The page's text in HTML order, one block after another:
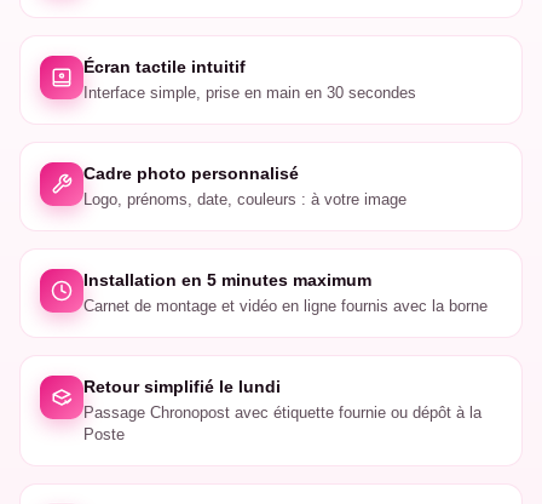
Écran tactile intuitif
Interface simple, prise en main en 30 secondes
Cadre photo personnalisé
Logo, prénoms, date, couleurs : à votre image
Installation en 5 minutes maximum
Carnet de montage et vidéo en ligne fournis avec la borne
Retour simplifié le lundi
Passage Chronopost avec étiquette fournie ou dépôt à la
Poste